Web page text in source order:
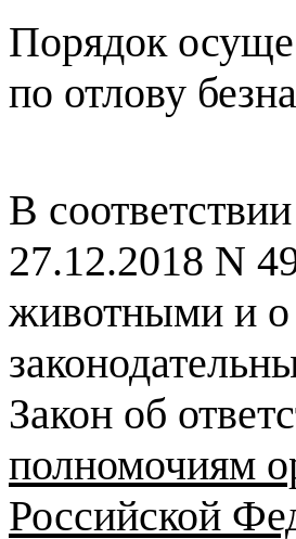
Порядок
по отлову
В
27.12.2018 N
животными и о
Закон об
полномочиям
Российской